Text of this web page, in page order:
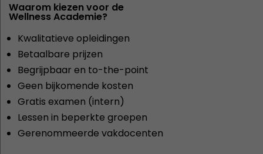
Waarom kiezen voor de
Wellness Academie?
Kwalitatieve opleidingen
Betaalbare prijzen
Begrijpbaar en to-the-point
Geen bijkomende kosten
Gratis examen (intern)
Lessen in beperkte groepen
Gerenommeerde vakdocenten